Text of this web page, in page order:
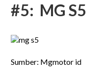
#5: MG S5
Sumber: Mgmotor id